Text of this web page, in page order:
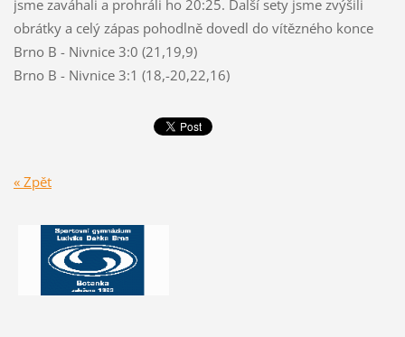
jsme zaváhali a prohráli ho 20:25. Další sety jsme zvýšili
obrátky a celý zápas pohodlně dovedl do vítězného konce
Brno B - Nivnice 3:0 (21,19,9)
Brno B - Nivnice 3:1 (18,-20,22,16)
« Zpět